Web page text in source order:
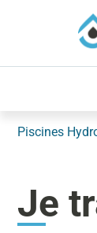
Piscines
Je